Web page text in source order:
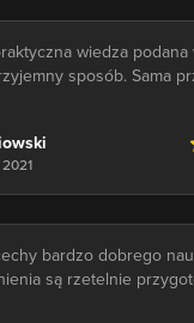
wiedza podana
sposób. Sama
bardzo dobrego
są rzetelnie